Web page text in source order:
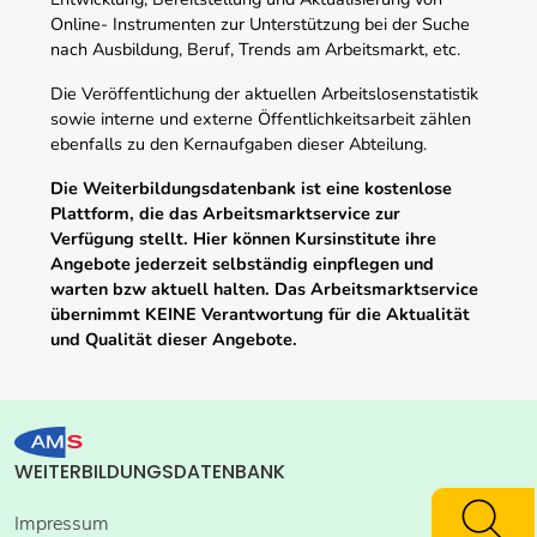
Online- Instrumenten zur Unterstützung bei der Suche
nach Ausbildung, Beruf, Trends am Arbeitsmarkt, etc.
Die Veröffentlichung der aktuellen Arbeitslosenstatistik
sowie interne und externe Öffentlichkeitsarbeit zählen
ebenfalls zu den Kernaufgaben dieser Abteilung.
Die Weiterbildungsdatenbank ist eine kostenlose
Plattform, die das Arbeitsmarktservice zur
Verfügung stellt. Hier können Kursinstitute ihre
Angebote jederzeit selbständig einpflegen und
warten bzw aktuell halten. Das Arbeitsmarktservice
übernimmt KEINE Verantwortung für die Aktualität
und Qualität dieser Angebote.
WEITERBILDUNGSDATENBANK
Impressum